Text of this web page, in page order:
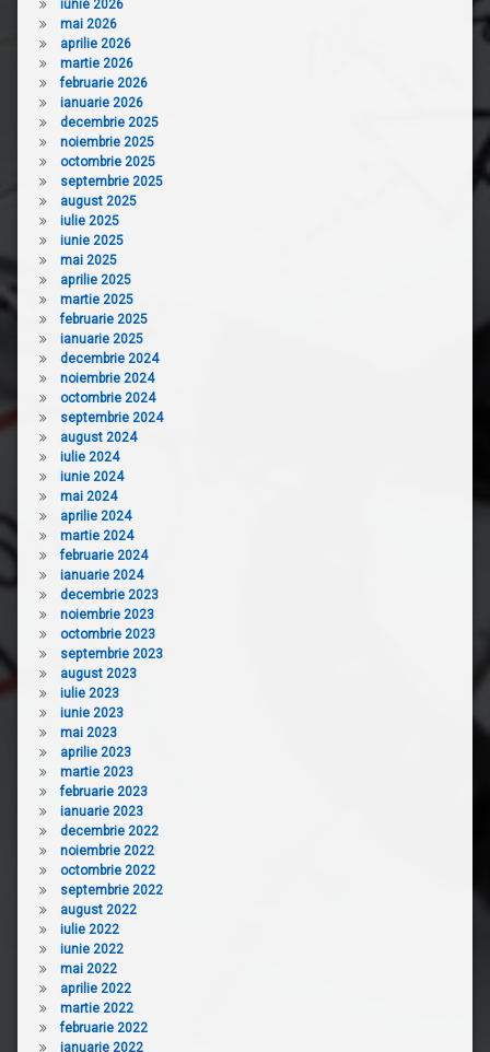
iunie 2026
mai 2026
aprilie 2026
martie 2026
februarie 2026
ianuarie 2026
decembrie 2025
noiembrie 2025
octombrie 2025
septembrie 2025
august 2025
iulie 2025
iunie 2025
mai 2025
aprilie 2025
martie 2025
februarie 2025
ianuarie 2025
decembrie 2024
noiembrie 2024
octombrie 2024
septembrie 2024
august 2024
iulie 2024
iunie 2024
mai 2024
aprilie 2024
martie 2024
februarie 2024
ianuarie 2024
decembrie 2023
noiembrie 2023
octombrie 2023
septembrie 2023
august 2023
iulie 2023
iunie 2023
mai 2023
aprilie 2023
martie 2023
februarie 2023
ianuarie 2023
decembrie 2022
noiembrie 2022
octombrie 2022
septembrie 2022
august 2022
iulie 2022
iunie 2022
mai 2022
aprilie 2022
martie 2022
februarie 2022
ianuarie 2022